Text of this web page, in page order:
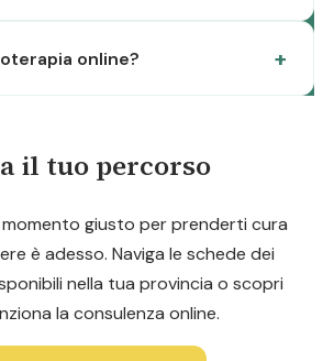
online?
il tuo percorso
momento giusto per prenderti cura
è adesso. Naviga le schede dei
nella tua provincia o scopri
la consulenza online.